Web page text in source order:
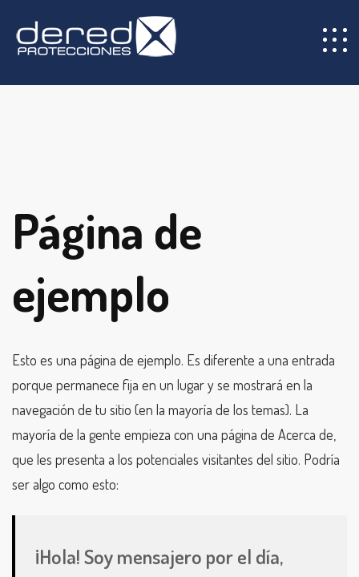
Página de
ejemplo
Esto es una página de ejemplo. Es diferente a una entrada
porque permanece fija en un lugar y se mostrará en la
navegación de tu sitio (en la mayoría de los temas). La
mayoría de la gente empieza con una página de Acerca de,
que les presenta a los potenciales visitantes del sitio. Podría
ser algo como esto:
¡Hola! Soy mensajero por el día,